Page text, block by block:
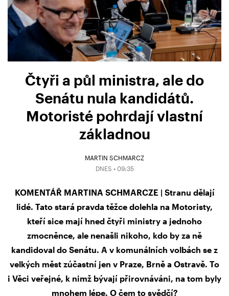
Čtyři a půl ministra, ale do
Senátu nula kandidátů.
Motoristé pohrdají vlastní
základnou
MARTIN SCHMARCZ
DNES • 09:35
KOMENTÁŘ MARTINA SCHMARCZE | Stranu dělají
lidé. Tato stará pravda těžce dolehla na Motoristy,
kteří sice mají hned čtyři ministry a jednoho
zmocněnce, ale nenašli nikoho, kdo by za ně
kandidoval do Senátu. A v komunálních volbách se z
velkých měst zúčastní jen v Praze, Brně a Ostravě. To
i Věci veřejné, k nimž bývají přirovnáváni, na tom byly
mnohem lépe. O čem to svědčí?